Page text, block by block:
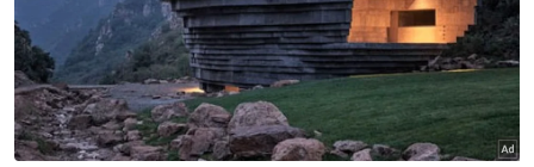
Sabah Sarawak
Sabah bakal peroleh 30
peratus pegangan dalam dua
lapangan minyak, gas baharu -
Hajiji